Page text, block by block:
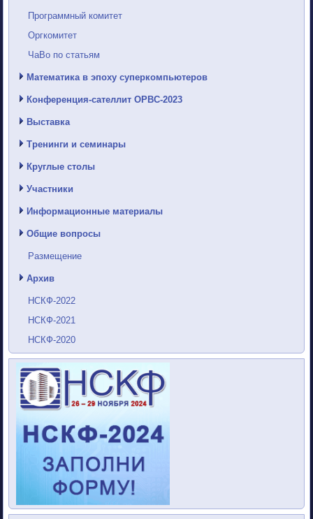
Программный комитет
Оргкомитет
ЧаВо по статьям
Математика в эпоху суперкомпьютеров
Конференция-сателлит ОРВС-2023
Выставка
Тренинги и семинары
Круглые столы
Участники
Информационные материалы
Общие вопросы
Размещение
Архив
НСКФ-2022
НСКФ-2021
НСКФ-2020